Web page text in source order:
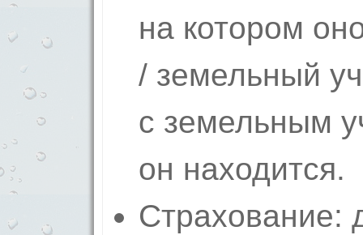
на котором
/ земельный
с земельным
он находится.
Страхование: